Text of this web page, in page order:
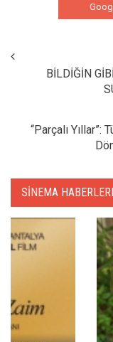
BİLDİĞİN
“Parçalı Yıllar”:
SİNEMA HABERLERI